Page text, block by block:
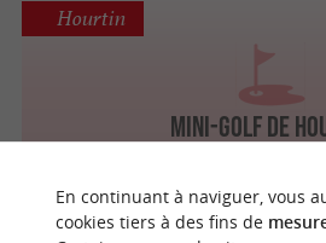
Mini-Golf de
Hourtin
En continuant à naviguer, vous
cookies tiers à des fins de